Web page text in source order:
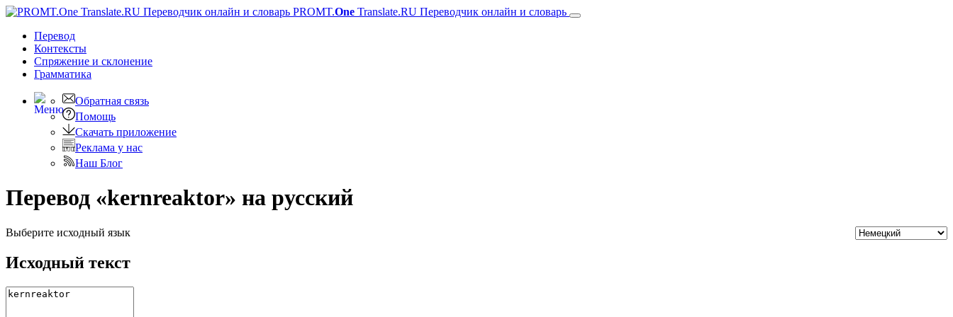
PROMT.One Translate.RU Переводчик онлайн и словарь
Перевод
Контексты
Спряжение и склонение
Грамматика
Обратная связь
Помощь
Скачать приложение
Реклама у нас
Наш Блог
Перевод «kernreaktor» на русский
Выберите исходный язык
Исходный текст